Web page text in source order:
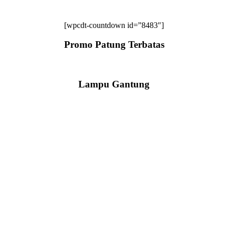
[wpcdt-countdown id=”8483″]
Promo Patung Terbatas
Lampu Gantung